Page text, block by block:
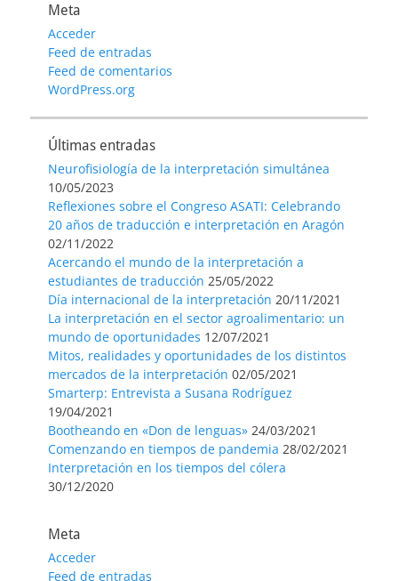
Meta
Acceder
Feed de entradas
Feed de comentarios
WordPress.org
Últimas entradas
Neurofisiología de la interpretación simultánea
10/05/2023
Reflexiones sobre el Congreso ASATI: Celebrando
20 años de traducción e interpretación en Aragón
02/11/2022
Acercando el mundo de la interpretación a
estudiantes de traducción 25/05/2022
Día internacional de la interpretación 20/11/2021
La interpretación en el sector agroalimentario: un
mundo de oportunidades 12/07/2021
Mitos, realidades y oportunidades de los distintos
mercados de la interpretación 02/05/2021
Smarterp: Entrevista a Susana Rodríguez
19/04/2021
Bootheando en «Don de lenguas» 24/03/2021
Comenzando en tiempos de pandemia 28/02/2021
Interpretación en los tiempos del cólera
30/12/2020
Meta
Acceder
Feed de entradas